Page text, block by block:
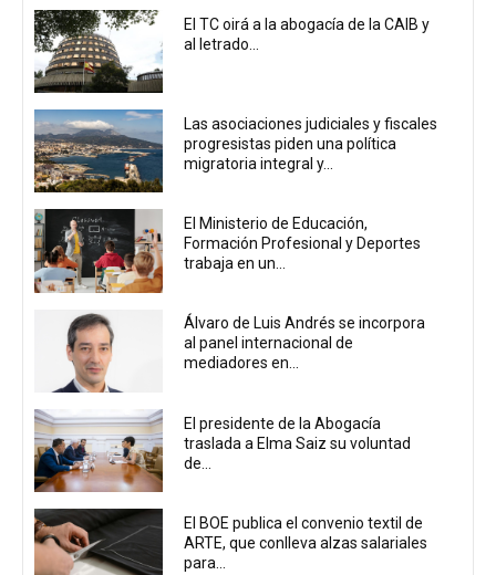
El TC oirá a la abogacía de la CAIB y
al letrado...
Las asociaciones judiciales y fiscales
progresistas piden una política
migratoria integral y...
El Ministerio de Educación,
Formación Profesional y Deportes
trabaja en un...
Álvaro de Luis Andrés se incorpora
al panel internacional de
mediadores en...
El presidente de la Abogacía
traslada a Elma Saiz su voluntad
de...
El BOE publica el convenio textil de
ARTE, que conlleva alzas salariales
para...